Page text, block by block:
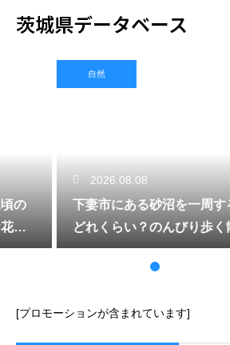
茨城県データベース
の
見
自然
2026.08.08
下妻市にある砂沼を一周す
どれくらい？のんびり歩く
ト
[プロモーションが含まれています]